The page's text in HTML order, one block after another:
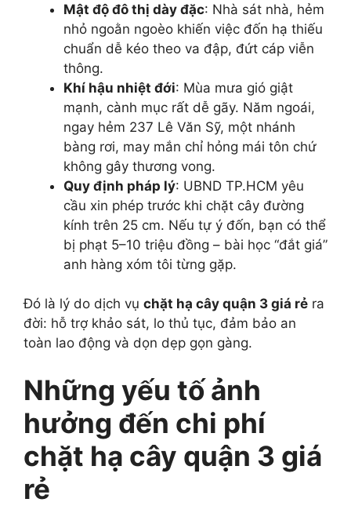
Mật độ đô thị dày đặc: Nhà sát nhà, hẻm
nhỏ ngoằn ngoèo khiến việc đốn hạ thiếu
chuẩn dễ kéo theo va đập, đứt cáp viễn
thông.
Khí hậu nhiệt đới: Mùa mưa gió giật
mạnh, cành mục rất dễ gãy. Năm ngoái,
ngay hẻm 237 Lê Văn Sỹ, một nhánh
bàng rơi, may mắn chỉ hỏng mái tôn chứ
không gây thương vong.
Quy định pháp lý: UBND TP.HCM yêu
cầu xin phép trước khi chặt cây đường
kính trên 25 cm. Nếu tự ý đốn, bạn có thể
bị phạt 5–10 triệu đồng – bài học “đắt giá”
anh hàng xóm tôi từng gặp.
Đó là lý do dịch vụ chặt hạ cây quận 3 giá rẻ ra
đời: hỗ trợ khảo sát, lo thủ tục, đảm bảo an
toàn lao động và dọn dẹp gọn gàng.
Những yếu tố ảnh
hưởng đến chi phí
chặt hạ cây quận 3 giá
rẻ